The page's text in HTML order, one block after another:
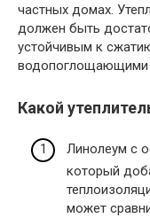
частных домах.
должен быть
устойчивым к
водопоглощающими
Какой
Линолеум с
который
может